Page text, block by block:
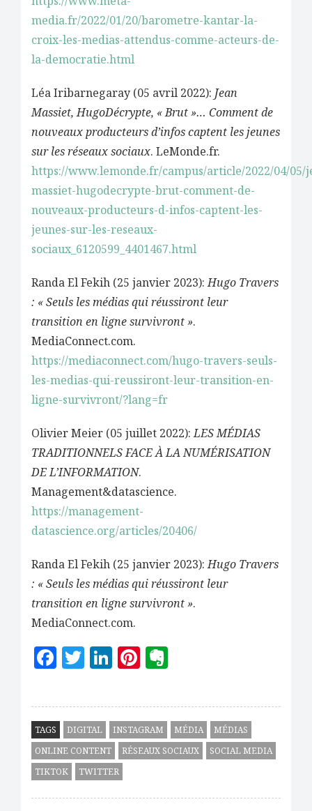
media.fr/2022/01/20/barometre-kantar-la-
croix-les-medias-attendus-comme-acteurs-de-
la-democratie.html
Léa Iribarnegaray (05 avril 2022): Jean
Massiet, HugoDécrypte, « Brut »… Comment de
nouveaux producteurs d’infos captent les jeunes
sur les réseaux sociaux. LeMonde.fr.
https://www.lemonde.fr/campus/article/2022/04/05/
massiet-hugodecrypte-brut-comment-de-
nouveaux-producteurs-d-infos-captent-les-
jeunes-sur-les-reseaux-
sociaux_6120599_4401467.html
Randa El Fekih (25 janvier 2023):Hugo Travers
: « Seuls les médias qui réussiront leur
transition en ligne survivront ».
MediaConnect.com.
https://mediaconnect.com/hugo-travers-seuls-
les-medias-qui-reussiront-leur-transition-en-
ligne-survivront/?lang=fr
Olivier Meier (05 juillet 2022):LES MÉDIAS
TRADITIONNELS FACE À LA NUMÉRISATION
DE L’INFORMATION.
Management&datascience.
https://management-
datascience.org/articles/20406/
Randa El Fekih (25 janvier 2023):Hugo Travers
: « Seuls les médias qui réussiront leur
transition en ligne survivront ».
MediaConnect.com.
Facebook
Twitter
LinkedIn
Pinterest
TAGS DIGITAL INSTAGRAM MÉDIA
MÉDIAS
ONLINE CONTENT
RÉSEAUX SOCIAUX
SOCIAL MEDIA
TIKTOK
TWITTER